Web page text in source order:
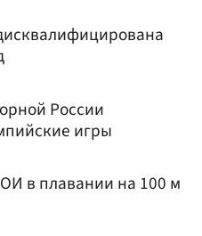
России
игры
в плавании на 100 м